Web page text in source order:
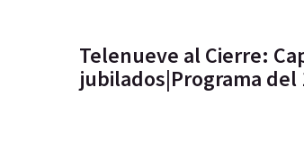
Telenueve al Cierre:
jubilados|Programa del